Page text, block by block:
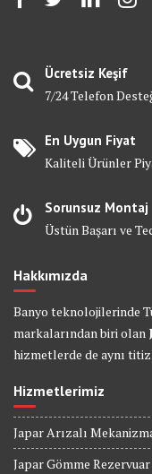
Ücretsiz Keşif
7/24 Telefon
En Uygun Fiyat
Kaliteli Ürünler
Sorunsuz Montaj
Üstün Başarı ve
Hakkımızda
Banyo teknolojilerinde
markalarından biri olan
hizmetlerde de aynı
Hizmetlerimiz
Japar Arızalı
Japar Gömme Rezervuar